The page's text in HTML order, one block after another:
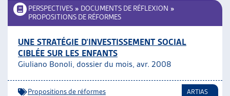
PERSPECTIVES » DOCUMENTS DE RÉFLEXION »
PROPOSITIONS DE RÉFORMES
UNE STRATÉGIE D’INVESTISSEMENT SOCIAL
CIBLÉE SUR LES ENFANTS
Giuliano Bonoli, dossier du mois, avr. 2008
Propositions de réformes ARTIAS